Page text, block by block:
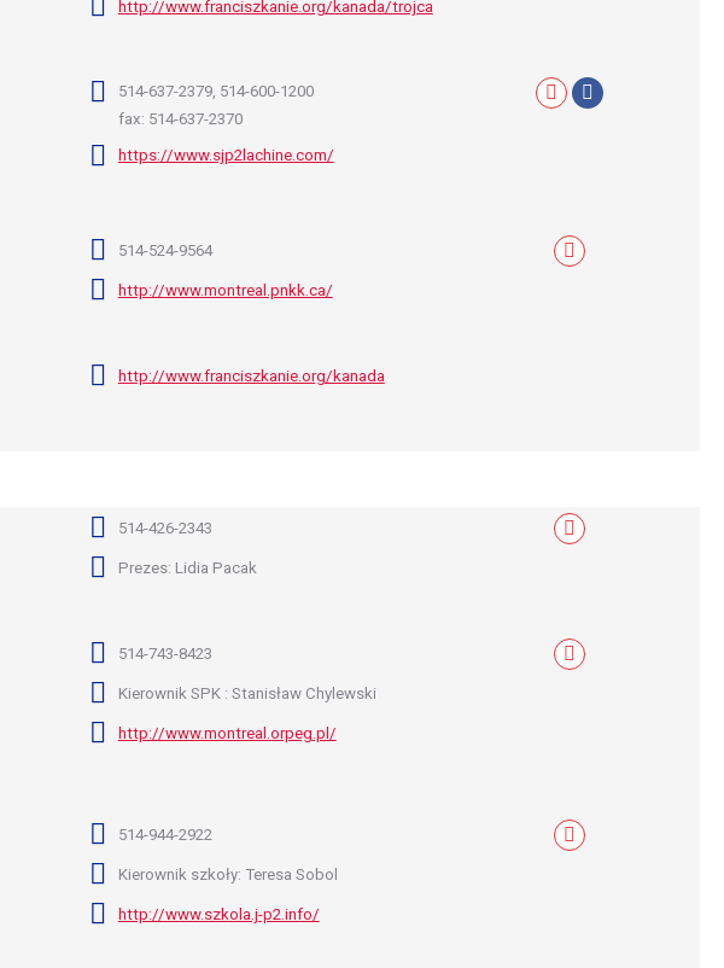
http://www.franciszkanie.org/kanada/trojca
514-637-2379, 514-600-1200
fax: 514-637-2370
https://www.sjp2lachine.com/
MailFacebook
514-524-9564
http://www.montreal.pnkk.ca/
Mail
http://www.franciszkanie.org/kanada
514-426-2343
Prezes: Lidia Pacak
Mail
514-743-8423
Kierownik SPK : Stanisław Chylewski
http://www.montreal.orpeg.pl/
Mail
514-944-2922
Kierownik szkoły: Teresa Sobol
http://www.szkola.j-p2.info/
Mail